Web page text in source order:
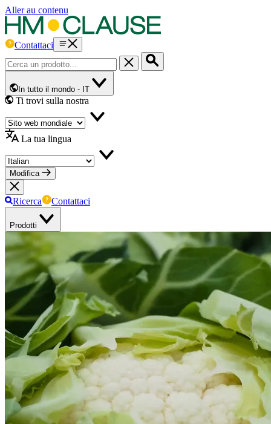
Aller au contenu
Contattaci
In tutto il mondo - IT
Ti trovi sulla nostra
La tua lingua
Modifica
Ricerca Contattaci
Prodotti